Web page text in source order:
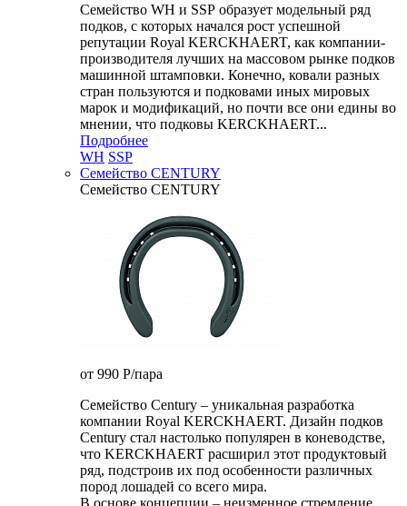
Семейство WH и SSP образует модельный ряд
подков, с которых начался рост успешной
репутации Royal KERCKHAERT, как компании-
производителя лучших на массовом рынке подков
машинной штамповки. Конечно, ковали разных
стран пользуются и подковами иных мировых
марок и модификаций, но почти все они едины во
мнении, что подковы KERCKHAERT...
Подробнее
WH SSP
Семейство CENTURY
Семейство CENTURY
от 990 P/пара
Семейство Century – уникальная разработка
компании Royal KERCKHAERT. Дизайн подков
Century стал настолько популярен в коневодстве,
что KERCKHAERT расширил этот продуктовый
ряд, подстроив их под особенности различных
пород лошадей со всего мира.
В основе концепции – неизменное стремление